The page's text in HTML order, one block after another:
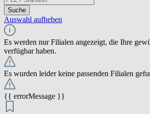
Suche
Auswahl aufheben
Es werden nur Filialen angezeigt, die Ihre
verfügbar haben.
Es wurden leider keine passenden Filialen
{{ errorMessage }}